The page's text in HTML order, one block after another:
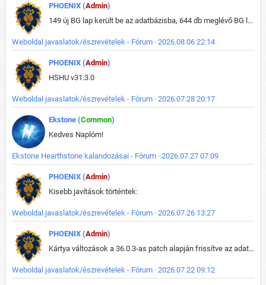
PHOENIX (Admin)
149 új BG lap került be az adatbázisba, 644 db meglévő BG lap módosult, bekerültek az új képek a megváltozott lapokhoz is.
Weboldal javaslatok/észrevételek - Fórum · 2026.08.06 22:14
PHOENIX (Admin)
HSHU v31.3.0
Weboldal javaslatok/észrevételek - Fórum · 2026.07.28 20:17
Ekstone (Common)
Kedves Naplóm!
Ekstone Hearthstone kalandozásai - Fórum · 2026.07.27 07:09
PHOENIX (Admin)
Kisebb javítások történtek:
Weboldal javaslatok/észrevételek - Fórum · 2026.07.26 13:27
PHOENIX (Admin)
Kártya változások a 36.0.3-as patch alapján frissítve az adatbázisban (képek is cserélve).
Weboldal javaslatok/észrevételek - Fórum · 2026.07.22 09:12